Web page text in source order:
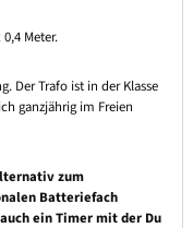
Meter.
Der Trafo ist in der Klasse
ganzjährig im Freien
zum
Batteriefach
ein Timer mit der Du